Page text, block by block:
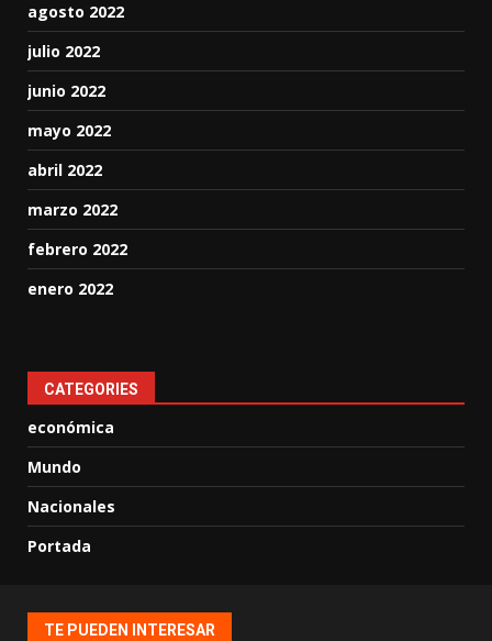
agosto 2022
julio 2022
junio 2022
mayo 2022
abril 2022
marzo 2022
febrero 2022
enero 2022
CATEGORIES
económica
Mundo
Nacionales
Portada
TE PUEDEN INTERESAR